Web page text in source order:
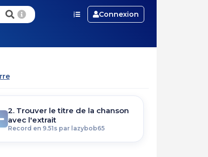
Connexion
2. Trouver le titre de la chanson
avec l'extrait
Record en 9.51s par lazybob65